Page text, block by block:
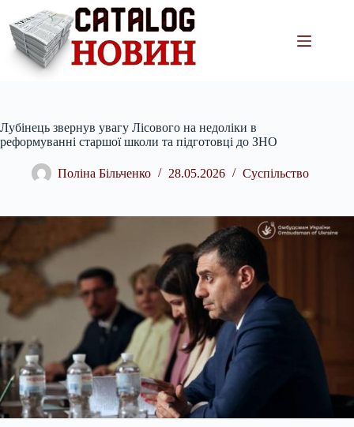
вмісту
Лубінець звернув увагу Лісового на недоліки в
реформуванні старшої школи та підготовці до ЗНО
Поліна Більченко 28.05.2026 Суспільство